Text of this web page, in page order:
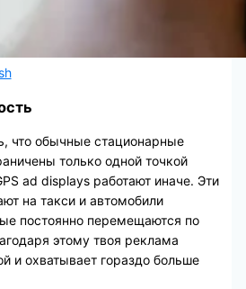
что обычные стационарные
только одной точкой
ad displays работают иначе. Эти
на такси и автомобили
постоянно перемещаются по
этому твоя реклама
и охватывает гораздо больше